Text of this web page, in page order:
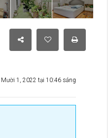
1, 2022 tại 10:46 sáng